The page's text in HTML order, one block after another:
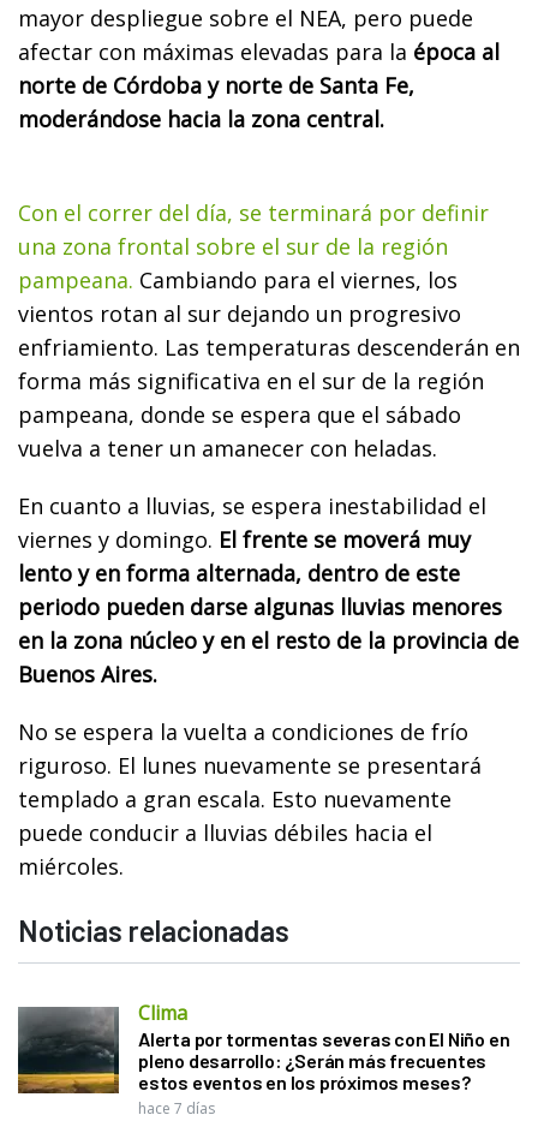
mayor despliegue sobre el NEA, pero puede
afectar con máximas elevadas para la época al
norte de Córdoba y norte de Santa Fe,
moderándose hacia la zona central.
Con el correr del día, se terminará por definir
una zona frontal sobre el sur de la región
pampeana. Cambiando para el viernes, los
vientos rotan al sur dejando un progresivo
enfriamiento. Las temperaturas descenderán en
forma más significativa en el sur de la región
pampeana, donde se espera que el sábado
vuelva a tener un amanecer con heladas.
En cuanto a lluvias, se espera inestabilidad el
viernes y domingo. El frente se moverá muy
lento y en forma alternada, dentro de este
periodo pueden darse algunas lluvias menores
en la zona núcleo y en el resto de la provincia de
Buenos Aires.
No se espera la vuelta a condiciones de frío
riguroso. El lunes nuevamente se presentará
templado a gran escala. Esto nuevamente
puede conducir a lluvias débiles hacia el
miércoles.
Noticias relacionadas
Clima
Alerta por tormentas severas con El Niño en
pleno desarrollo: ¿Serán más frecuentes
estos eventos en los próximos meses?
hace 7 días